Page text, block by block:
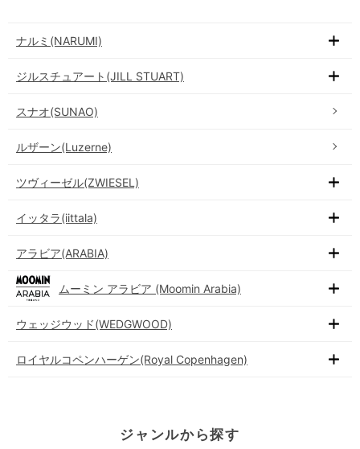
ナルミ(NARUMI)
ジルスチュアート(JILL STUART)
スナオ(SUNAO)
ルザーン(Luzerne)
ツヴィーゼル(ZWIESEL)
イッタラ(iittala)
アラビア(ARABIA)
ムーミン アラビア (Moomin Arabia)
ウェッジウッド(WEDGWOOD)
ロイヤルコペンハーゲン(Royal Copenhagen)
ジャンルから探す